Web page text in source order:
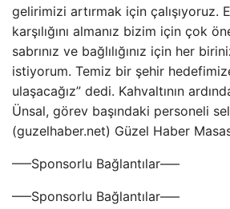
gelirimizi artırmak için çalışıyoruz.
karşılığını almanız bizim için çok
sabrınız ve bağlılığınız için her
istiyorum. Temiz bir şehir
ulaşacağız” dedi. Kahvaltının
Ünsal, görev başındaki personeli
(guzelhaber.net) Güzel Haber
—–Sponsorlu Bağlantılar—–
—–Sponsorlu Bağlantılar—–